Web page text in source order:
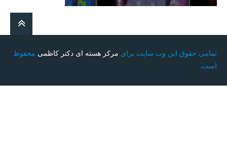
تمامی حقوق این وب سایت برای مرکز هسته ای دکتر کاظمی محفوظ
است.